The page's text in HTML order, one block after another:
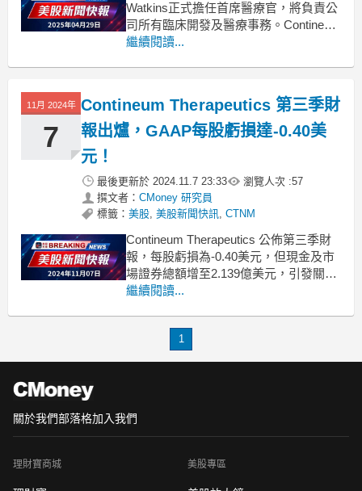
Watkins正式擔任首席醫療官，將負責公
司所有臨床開發及醫療事務。Contineum
Therapeutics於週一宣佈，Timothy
繼續閱讀...
11月 2024年
7
Contineum Therapeutics 第三季財
報出爐，GAAP每股虧損達-0.40美
元！
最後更新於 2024.11.7 23:33 瀏覽人次 :57
撰文者： CMoney 研究員
標籤： 美股, 美股新聞快訊, CTNM
Contineum Therapeutics 公佈第三季財
報，每股虧損為-0.40美元，但現金及市
場證券總額增至2.139億美元，引發關
注。Contineum Therapeutics 最新發布
2024年9月30日的
繼續閱讀...
1
關於我們部落格加入我們
理財寶商城 美股專區